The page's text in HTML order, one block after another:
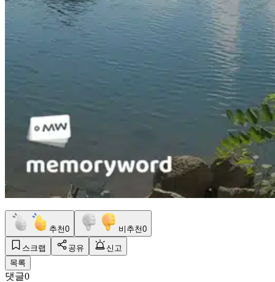
추천0 비추천0
스크랩 공유
신고
목록
댓글0